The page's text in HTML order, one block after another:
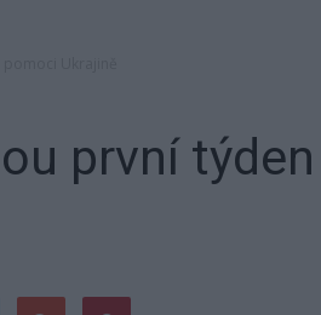
první týden